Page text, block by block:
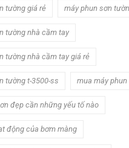
tường giá rẻ máy phun sơn
tường nhà cầm tay
tường nhà cầm tay giá rẻ
tường t-3500-ss mua máy
đẹp cần những yếu tố nào
động của bơm màng